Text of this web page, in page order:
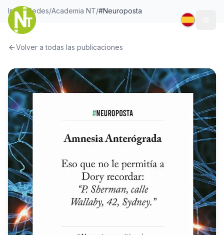
Inicio/Redes/Academia NT/#Neuroposta
Volver a todas las publicaciones